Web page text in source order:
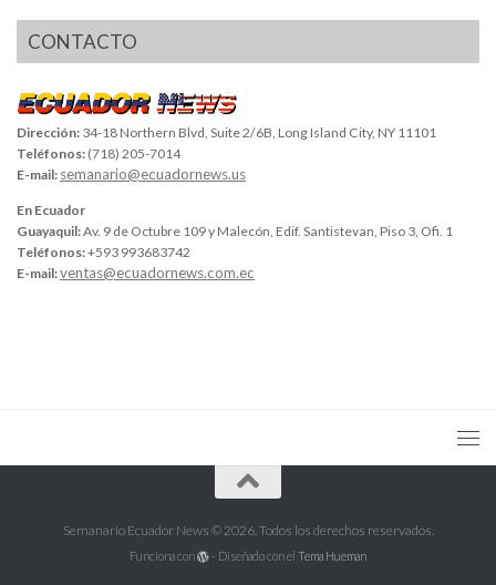
CONTACTO
Dirección: 34-18 Northern Blvd, Suite 2/6B, Long Island City, NY 11101
Teléfonos: (718) 205-7014
E-mail: semanario@ecuadornews.us
En Ecuador
Guayaquil:Av. 9 de Octubre 109 y Malecón, Edif. Santistevan, Piso 3, Ofi. 1
Teléfonos:+593 993683742
E-mail:ventas@ecuadornews.com.ec
Semanario Ecuador News © 2026. Todos los derechos reservados.
Funciona con - Diseñado con el Tema Hueman